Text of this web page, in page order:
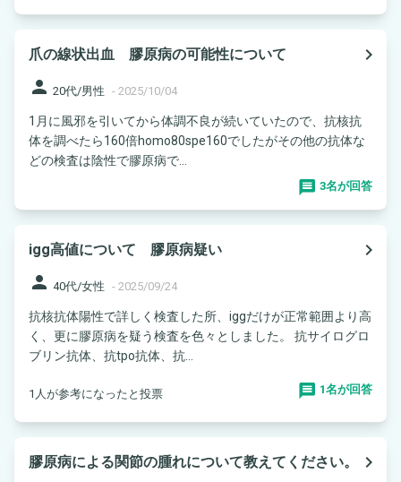
爪の線状出血 膠原病の可能性について
navigate_next
person 20代/男性 - 2025/10/04
1月に風邪を引いてから体調不良が続いていたので、抗核抗
体を調べたら160倍homo80spe160でしたがその他の抗体な
どの検査は陰性で膠原病で...
3名が回答
igg高値について 膠原病疑い
navigate_next
person 40代/女性 - 2025/09/24
抗核抗体陽性で詳しく検査した所、iggだけが正常範囲より高
く、更に膠原病を疑う検査を色々としました。 抗サイログロ
ブリン抗体、抗tpo抗体、抗...
1人が参考になったと投票 1名が回答
膠原病による関節の腫れについて教えてください。
navigate_next